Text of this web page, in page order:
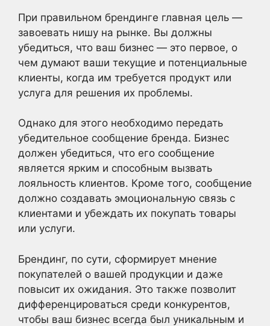
При правильном брендинге главная цель —
завоевать нишу на рынке. Вы должны
убедиться, что ваш бизнес — это первое, о
чем думают ваши текущие и потенциальные
клиенты, когда им требуется продукт или
услуга для решения их проблемы.
Однако для этого необходимо передать
убедительное сообщение бренда. Бизнес
должен убедиться, что его сообщение
является ярким и способным вызвать
лояльность клиентов. Кроме того, сообщение
должно создавать эмоциональную связь с
клиентами и убеждать их покупать товары
или услуги.
Брендинг, по сути, сформирует мнение
покупателей о вашей продукции и даже
повысит их ожидания. Это также позволит
дифференцироваться среди конкурентов,
чтобы ваш бизнес всегда был уникальным и